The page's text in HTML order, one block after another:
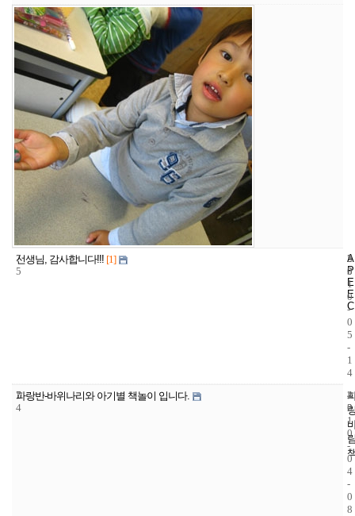
7
5
선생님, 감사합니다!!! [1]
A
P
E
E
C
5
3
2
0
1
0
-
0
5
-
1
4
7
4
파랑반-바위나리와 아기별 책놀이 입니다.
4
2
2
0
1
0
-
0
4
-
0
8